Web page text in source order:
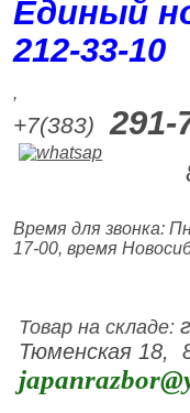
Единый
212‑33‑10
,
+7(383) 291-
Время для звонка:
17-00, время
Товар на складе:
Тюменская 18,